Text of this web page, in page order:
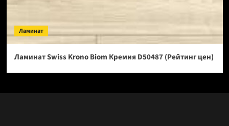
Ламинат
Ламинат Swiss Krono Biom Кремия D50487 (Рейтинг цен)